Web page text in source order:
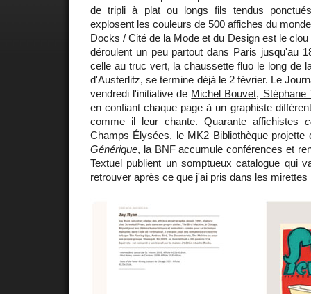
de tripli à plat ou longs fils tendus
explosent les couleurs de 500 affiches du
Docks / Cité de la Mode et du Design est le
déroulent un peu partout dans Paris jusqu'au
celle au truc vert, la chaussette fluo le long de
d'Austerlitz, se termine déjà le 2 février. Le
vendredi l'initiative de Michel Bouvet, Stéphane
en confiant chaque page à un graphiste
comme il leur chante. Quarante affichistes
Champs Élysées, le MK2 Bibliothèque
Générique, la BNF accumuleconférences et
Textuel publient un somptueuxcatalogue qui
retrouver après ce que j'ai pris dans les mirettes